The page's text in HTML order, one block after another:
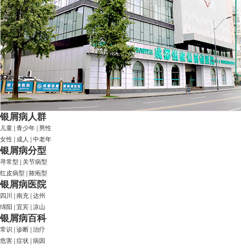
银屑病人群
儿童 青少年
男性
女性
成人 中老年
银屑病分型
寻常型
关节病型
红皮病型
脓疱型
银屑病医院
四川 南充 达州
绵阳
宜宾 凉山
银屑病百科
常识 诊断 治疗
危害 症状 病因